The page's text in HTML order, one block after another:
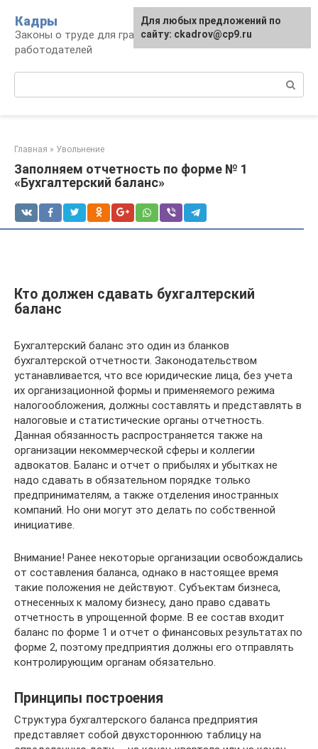
контенту
Кадры
Законы о труде для граждан и
работодателей
Главная » Увольнение
Заполняем отчетность по форме № 1
«Бухгалтерский баланс»
Кто должен сдавать бухгалтерский
баланс
Бухгалтерский баланс это один из бланков
бухгалтерской отчетности. Законодательством
устанавливается, что все юридические лица, без учета
их организационной формы и применяемого режима
налогообложения, должны составлять и представлять в
налоговые и статистические органы отчетность.
Данная обязанность распространяется также на
организации некоммерческой сферы и коллегии
адвокатов. Баланс и отчет о прибылях и убытках не
надо сдавать в обязательном порядке только
предпринимателям, а также отделения иностранных
компаний. Но они могут это делать по собственной
инициативе.
Внимание! Ранее некоторые организации освобождались
от составления баланса, однако в настоящее время
такие положения не действуют. Субъектам бизнеса,
отнесенных к малому бизнесу, дано право сдавать
отчетность в упрощенной форме. В ее состав входит
баланс по форме 1 и отчет о финансовых результатах по
форме 2, поэтому предприятия должны его отправлять
контролирующим органам обязательно.
Принципы построения
Структура бухгалтерского баланса предприятия
представляет собой двухстороннюю таблицу на
Для любых предложений по
сайту: ckadrov@cp9.ru